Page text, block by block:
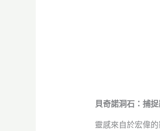
貝奇諾洞石：捕
靈感來自於宏偉